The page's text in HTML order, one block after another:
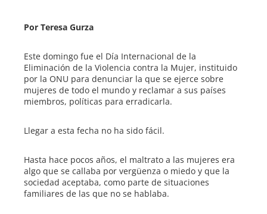
Por Teresa Gurza
Este domingo fue el Día Internacional de la
Eliminación de la Violencia contra la Mujer, instituido
por la ONU para denunciar la que se ejerce sobre
mujeres de todo el mundo y reclamar a sus países
miembros, políticas para erradicarla.
Llegar a esta fecha no ha sido fácil.
Hasta hace pocos años, el maltrato a las mujeres era
algo que se callaba por vergüenza o miedo y que la
sociedad aceptaba, como parte de situaciones
familiares de las que no se hablaba.